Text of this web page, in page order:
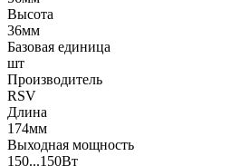
Высота
36мм
Базовая единица
шт
Производитель
RSV
Длина
174мм
Выходная мощность
150...150Вт